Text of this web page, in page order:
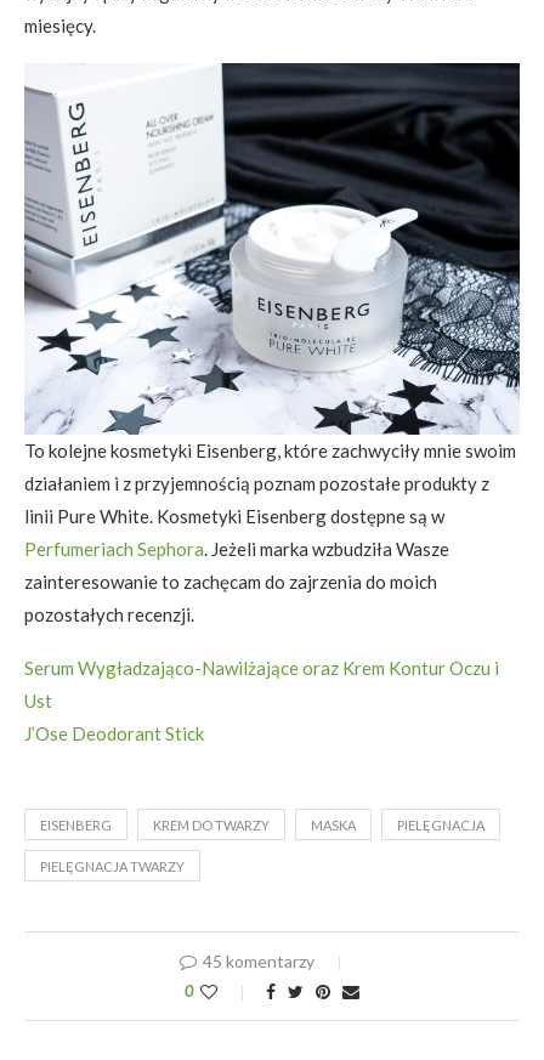
miesięcy.
To kolejne kosmetyki Eisenberg, które zachwyciły mnie swoim
działaniem i z przyjemnością poznam pozostałe produkty z
linii Pure White. Kosmetyki Eisenberg dostępne są w
Perfumeriach Sephora. Jeżeli marka wzbudziła Wasze
zainteresowanie to zachęcam do zajrzenia do moich
pozostałych recenzji.
Serum Wygładzająco-Nawilżające oraz Krem Kontur Oczu i
Ust
J’Ose Deodorant Stick
EISENBERG KREM DO TWARZY MASKA PIELĘGNACJA
PIELĘGNACJA TWARZY
45 komentarzy
0